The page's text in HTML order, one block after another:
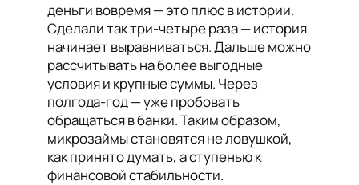
деньги вовремя — это плюс в истории.
Сделали так три-четыре раза — история
начинает выравниваться. Дальше можно
рассчитывать на более выгодные
условия и крупные суммы. Через
полгода-год — уже пробовать
обращаться в банки. Таким образом,
микрозаймы становятся не ловушкой,
как принято думать, а ступенью к
финансовой стабильности.